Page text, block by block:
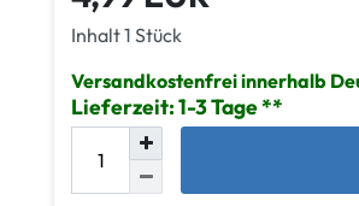
Inhalt1 Stück
Versandkostenfrei innerhalb
Lieferzeit: 1-3 Tage